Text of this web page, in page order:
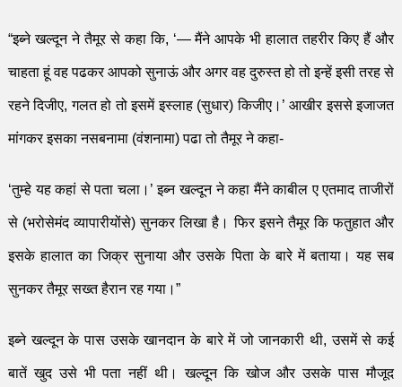
“इब्ने खल्दून ने तैमूर से कहा कि, ‘—मैंने आपके भी हालात तहरीर किए हैं और
चाहता हूं वह पढकर आपको सुनाऊं और अगर वह दुरुस्त हो तो इन्हें इसी तरह से
रहने दिजीए,गलत हो तो इसमें इस्लाह (सुधार) किजीए। ’ आखीर इससे इजाजत
मांगकर इसका नसबनामा (वंशनामा) पढा तो तैमूर ने कहा-
‘तुम्हे यह कहां से पता चला। ’इब्न खल्दून ने कहा मैंने काबील ए एतमाद ताजीरों
से (भरोसेमंद व्यापारीयोंसे) सुनकर लिखा है। फिर इसने तैमूर कि फतुहात और
इसके हालात का जिक्र सुनाया और उसके पिता के बारे में बताया। यह सब
सुनकर तैमूर सख्त हैरान रह गया। ”
इब्ने खल्दून के पास उसकेखानदानकेबारे में जो जानकारी थी,उसमें से कई
बातें खुद उसे भी पता नहीं थी। खल्दून कि खोज और उसके पासमौजूद